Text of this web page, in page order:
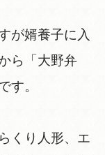
が婿養子に入
ら「大野弁
す。
くり人形、エ